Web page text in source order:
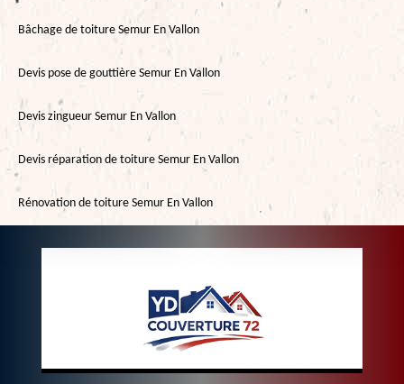
Bâchage de toiture Semur En Vallon
Devis pose de gouttière Semur En Vallon
Devis zingueur Semur En Vallon
Devis réparation de toiture Semur En Vallon
Rénovation de toiture Semur En Vallon